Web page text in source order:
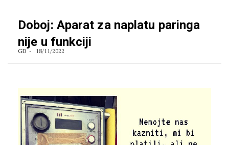
Doboj: Aparat za naplatu paringa
nije u funkciji
GD 18/11/2022